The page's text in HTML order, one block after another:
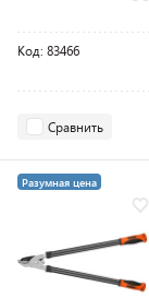
Код: 83466
Сравнить
Разумная цена